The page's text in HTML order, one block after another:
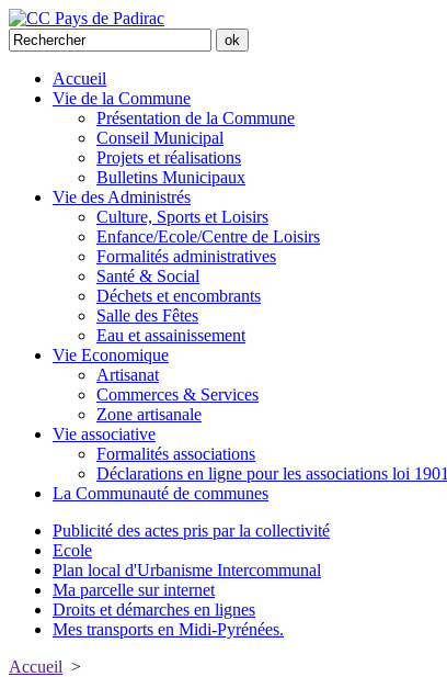
Accueil
Vie de la Commune
Présentation de la Commune
Conseil Municipal
Projets et réalisations
Bulletins Municipaux
Vie des Administrés
Culture, Sports et Loisirs
Enfance/Ecole/Centre de Loisirs
Formalités administratives
Santé & Social
Déchets et encombrants
Salle des Fêtes
Eau et assainissement
Vie Economique
Artisanat
Commerces & Services
Zone artisanale
Vie associative
Formalités associations
Déclarations en ligne pour les associations loi 1901
La Communauté de communes
Publicité des actes pris par la collectivité
Ecole
Plan local d'Urbanisme Intercommunal
Ma parcelle sur internet
Droits et démarches en lignes
Mes transports en Midi-Pyrénées.
Accueil >